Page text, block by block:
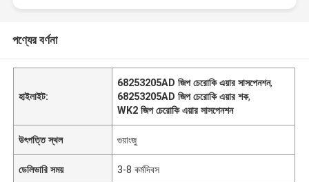
পণ্যের বর্ণনা
হাইলাইট:
68253205AD জিপ চেরোকি এয়ার সাসপেনশন,
68253205AD জিপ চেরোকি এয়ার শক,
WK2 জিপ চেরোকি এয়ার সাসপেনশন
উৎপত্তি স্থল গুয়াংজু
ডেলিভারি সময় 3-8 কর্মদিবস